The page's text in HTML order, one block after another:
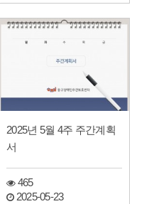
2025년 5월 4주 주간계획
서
465
2025-05-23